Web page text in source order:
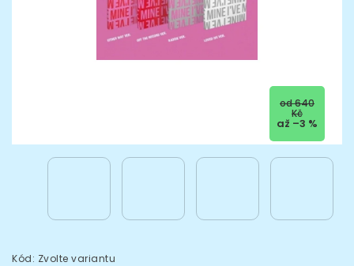
od 640
Kč
až –3 %
Kód: Zvolte variantu